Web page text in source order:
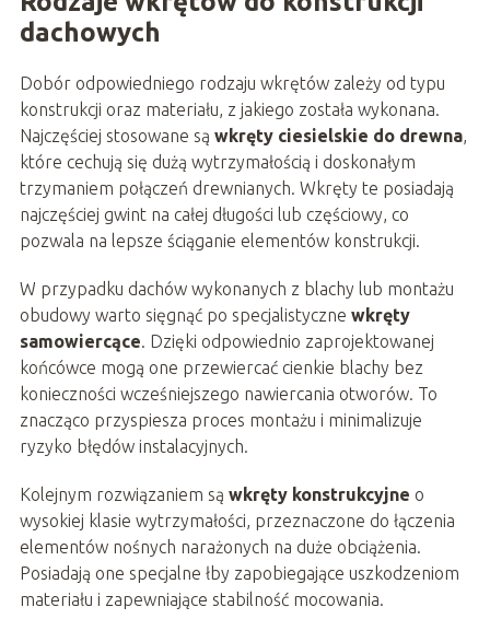
dachowych
Dobór odpowiedniego rodzaju wkrętów zależy od typu
konstrukcji oraz materiału, z jakiego została wykonana.
Najczęściej stosowane są wkręty ciesielskie do drewna,
które cechują się dużą wytrzymałością i doskonałym
trzymaniem połączeń drewnianych. Wkręty te posiadają
najczęściej gwint na całej długości lub częściowy, co
pozwala na lepsze ściąganie elementów konstrukcji.
W przypadku dachów wykonanych z blachy lub montażu
obudowy warto sięgnąć po specjalistyczne wkręty
samowiercące . Dzięki odpowiednio zaprojektowanej
końcówce mogą one przewiercać cienkie blachy bez
konieczności wcześniejszego nawiercania otworów. To
znacząco przyspiesza proces montażu i minimalizuje
ryzyko błędów instalacyjnych.
Kolejnym rozwiązaniem są wkręty konstrukcyjne o
wysokiej klasie wytrzymałości, przeznaczone do łączenia
elementów nośnych narażonych na duże obciążenia.
Posiadają one specjalne łby zapobiegające uszkodzeniom
materiału i zapewniające stabilność mocowania.